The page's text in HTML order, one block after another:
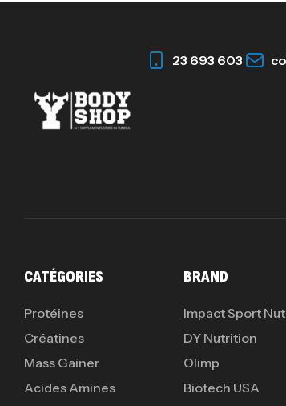
23 693 603
CATÉGORIES
Protéines
Créatines
Mass Gainer
Acides Amines
BRAND
Impact Sport
DY Nutrition
Olimp
Biotech USA